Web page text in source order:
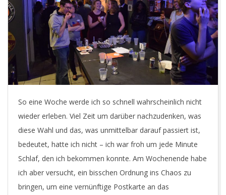
So eine Woche werde ich so schnell wahrscheinlich nicht
wieder erleben. Viel Zeit um darüber nachzudenken, was
diese Wahl und das, was unmittelbar darauf passiert ist,
bedeutet, hatte ich nicht – ich war froh um jede Minute
Schlaf, den ich bekommen konnte. Am Wochenende habe
ich aber versucht, ein bisschen Ordnung ins Chaos zu
bringen, um eine vernünftige Postkarte an das